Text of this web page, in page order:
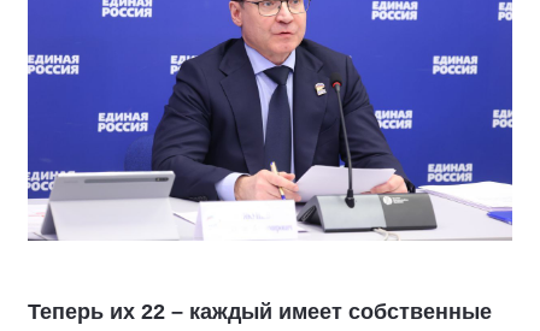
Теперь их 22 – каждый имеет собственные